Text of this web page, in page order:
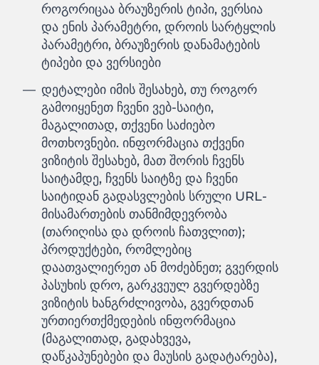
როგორიცაა ბრაუზერის ტიპი, ვერსია
და ენის პარამეტრი, დროის სარტყლის
პარამეტრი, ბრაუზერის დანამატების
ტიპები და ვერსიები
დეტალები იმის შესახებ, თუ როგორ
გამოიყენეთ ჩვენი ვებ-საიტი,
მაგალითად, თქვენი საძიებო
მოთხოვნები. ინფორმაცია თქვენი
ვიზიტის შესახებ, მათ შორის ჩვენს
საიტამდე, ჩვენს საიტზე და ჩვენი
საიტიდან გადასვლების სრული URL-
მისამართების თანმიმდევრობა
(თარიღისა და დროის ჩათვლით);
პროდუქტები, რომლებიც
დაათვალიერეთ ან მოძებნეთ; გვერდის
პასუხის დრო, გარკვეულ გვერდებზე
ვიზიტის ხანგრძლივობა, გვერდთან
ურთიერთქმედების ინფორმაცია
(მაგალითად, გადახვევა,
დაწკაპუნებები და მაუსის გადატარება),